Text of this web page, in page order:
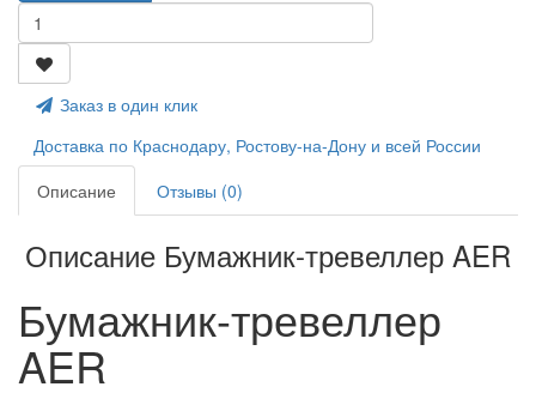
Заказ в один клик
Доставка по Краснодару, Ростову-на-Дону и всей России
Описание
Отзывы (0)
Описание Бумажник-тревеллер AER
Бумажник-тревеллер
AER